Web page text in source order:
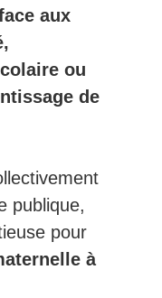
aux
ou
de
publique,
pour
à